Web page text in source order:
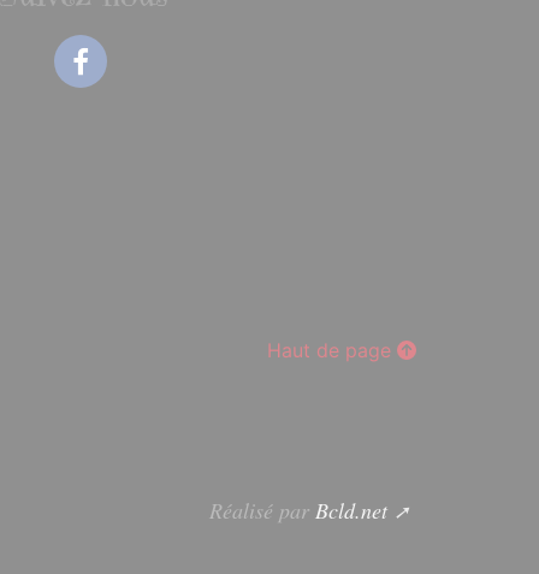
Haut de page
Réalisé par Bcld.net